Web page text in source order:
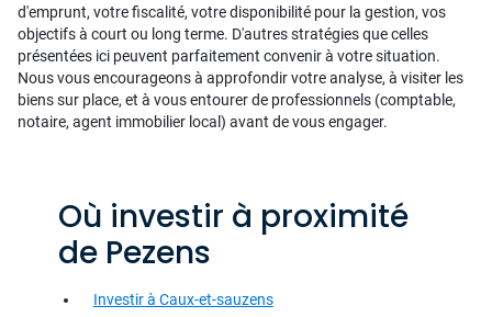
d'emprunt, votre fiscalité, votre disponibilité pour la gestion, vos
objectifs à court ou long terme. D'autres stratégies que celles
présentées ici peuvent parfaitement convenir à votre situation.
Nous vous encourageons à approfondir votre analyse, à visiter les
biens sur place, et à vous entourer de professionnels (comptable,
notaire, agent immobilier local) avant de vous engager.
Où investir à proximité
de Pezens
Investir à Caux-et-sauzens